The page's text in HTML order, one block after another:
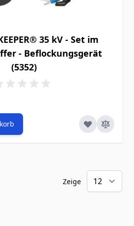
35 kV - Set im
- Beflockungsgerät
(5352)
Zeige